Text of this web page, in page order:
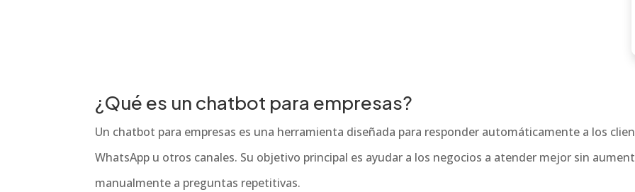
¿Qué es un chatbot para empresas?
Un chatbot para empresas es una herramienta diseñada para responder automáticamente a los
WhatsApp u otros canales. Su objetivo principal es ayudar a los negocios a atender mejor sin
manualmente a preguntas repetitivas.